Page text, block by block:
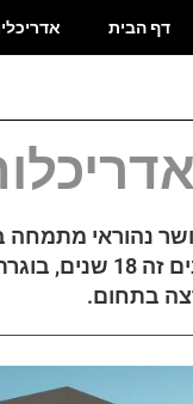
דף הבית
נהוראי מתמחה
יוקרה. יעל אלגום
בתחום.